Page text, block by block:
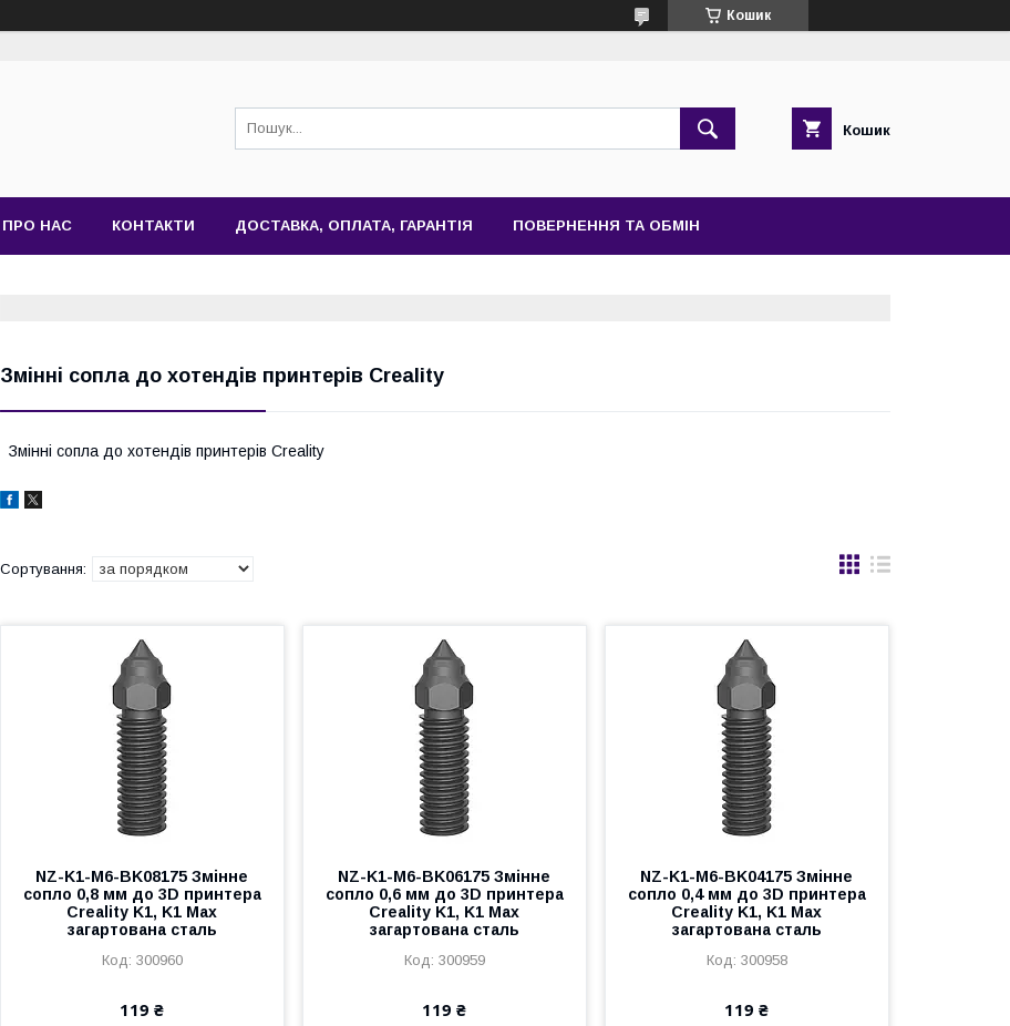
Кошик
Кошик
ПРО НАС КОНТАКТИ ДОСТАВКА, ОПЛАТА, ГАРАНТІЯ ПОВЕРНЕННЯ ТА ОБМІН
Змінні сопла до хотендів принтерів Creality
Змінні сопла до хотендів принтерів Creality
NZ-K1-M6-BK08175 Змінне
сопло 0,8 мм до 3D принтера
Creality K1, K1 Max
загартована сталь
300960
119 ₴
NZ-K1-M6-BK06175 Змінне
сопло 0,6 мм до 3D принтера
Creality K1, K1 Max
загартована сталь
300959
119 ₴
NZ-K1-M6-BK04175 Змінне
сопло 0,4 мм до 3D принтера
Creality K1, K1 Max
загартована сталь
300958
119 ₴